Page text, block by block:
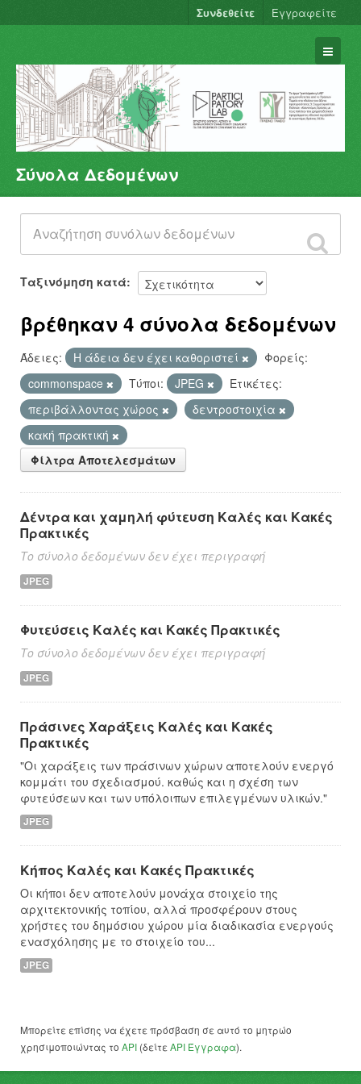
Συνδεθείτε Εγγραφείτε
Σύνολα Δεδομένων
Φορείς
Ομάδες
Σχετικά
Σύνολα Δεδομένων
Ταξινόμηση κατά
βρέθηκαν 4 σύνολα δεδομένων
Άδειες: Η άδεια δεν έχει καθοριστεί
Φορείς:
commonspace
Τύποι: JPEG
Ετικέτες:
περιβάλλοντας χώρος
δεντροστοιχία
κακή πρακτική
Φίλτρα Αποτελεσμάτων
Δέντρα και χαμηλή φύτευση Καλές και Κακές
Πρακτικές
Το σύνολο δεδομένων δεν έχει περιγραφή
JPEG
Φυτεύσεις Καλές και Κακές Πρακτικές
Το σύνολο δεδομένων δεν έχει περιγραφή
JPEG
Πράσινες Χαράξεις Καλές και Κακές
Πρακτικές
"Οι χαράξεις των πράσινων χώρων αποτελούν ενεργό
κομμάτι του σχεδιασμού. καθώς και η σχέση των
φυτεύσεων και των υπόλοιπων επιλεγμένων υλικών."
JPEG
Κήπος Καλές και Κακές Πρακτικές
Οι κήποι δεν αποτελούν μονάχα στοιχείο της
αρχιτεκτονικής τοπίου, αλλά προσφέρουν στους
χρήστες του δημόσιου χώρου μία διαδικασία ενεργούς
ενασχόλησης με το στοιχείο του...
JPEG
Μπορείτε επίσης να έχετε πρόσβαση σε αυτό το μητρώο
χρησιμοποιώντας το API (δείτε API Έγγραφα).